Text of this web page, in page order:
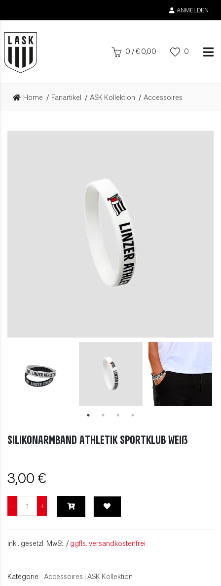
ANMELDEN
0 /€ 0,00 0
Home Fanartikel ASK Kollektion Accessoires
Silikonarmband Athletik Sportklub weiß
3,00 €
inkl. gesetzl. MwSt. / ggfls. versandkostenfrei
Kategorie: Accessoires | ASK Kollektion